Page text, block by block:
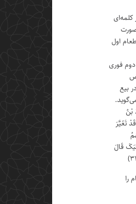
کلمه‌ای
اول
دوم فوری
بیع
بْنُ
تَغَیَّرَ
قَالَ
را